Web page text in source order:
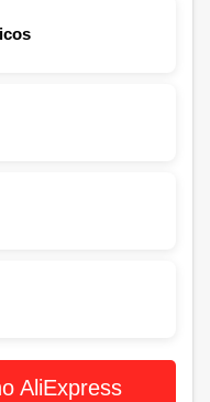
AliExpress